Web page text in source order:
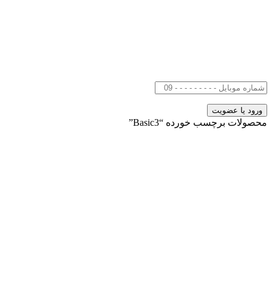
محصولات برچسب خورده “Basic3”